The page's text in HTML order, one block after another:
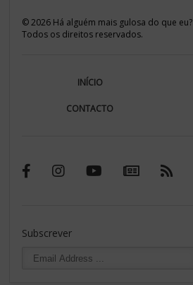
©2026 Há alguém mais gulosa do que eu?
Todos os direitos reservados.
INÍCIO
CONTACTO
Subscrever